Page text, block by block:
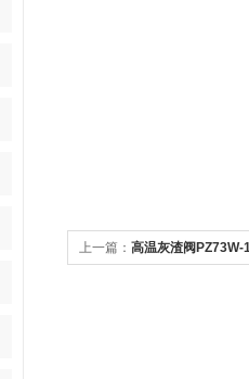
上一篇： 高温灰渣阀PZ73W-